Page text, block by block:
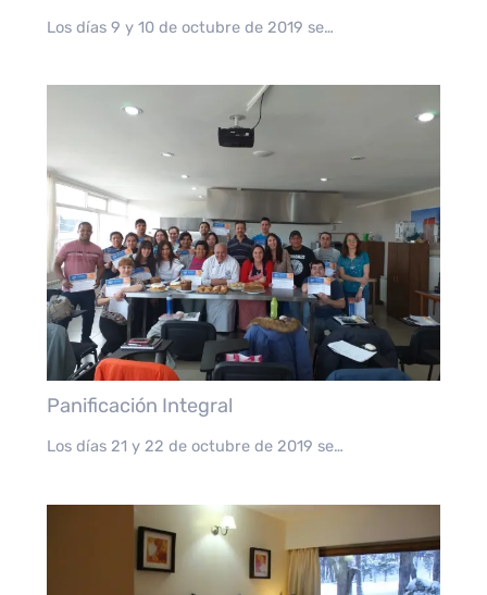
Los días 9 y 10 de octubre de 2019 se…
Panificación Integral
Los días 21 y 22 de octubre de 2019 se…